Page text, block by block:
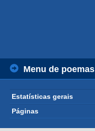
Menu de poemas
Estatísticas gerais
Páginas